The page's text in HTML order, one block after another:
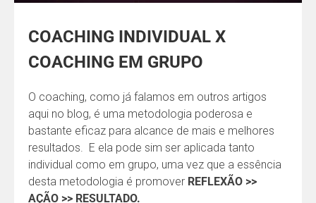
COACHING INDIVIDUAL X
COACHING EM GRUPO
O coaching, como já falamos em outros artigos
aqui no blog, é uma metodologia poderosa e
bastante eficaz para alcance de mais e melhores
resultados. E ela pode sim ser aplicada tanto
individual como em grupo, uma vez que a essência
desta metodologia é promover REFLEXÃO >>
AÇÃO >> RESULTADO.